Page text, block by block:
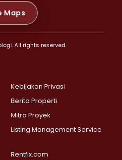
>
Hilir >
Selatan >
>
Selatan >
>
>
>
Maps
All rights reserved.
Kebijakan Privasi
Berita Properti
Mitra Proyek
Listing Management Service
Rentfix.com